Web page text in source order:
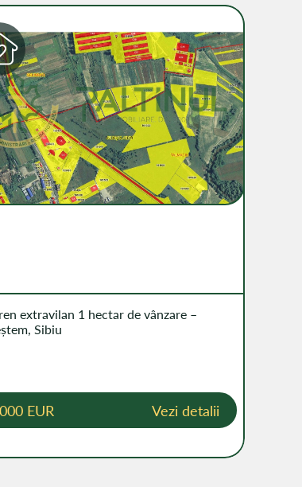
extravilan 1 hectar de vânzare –
Sibiu
EUR Vezi detalii